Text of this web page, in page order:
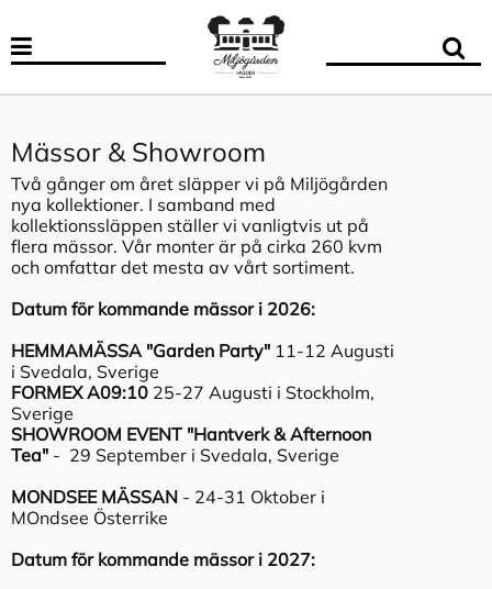
Mässor & Showroom
Två gånger om året släpper vi på Miljögården
nya kollektioner. I samband med
kollektionssläppen ställer vi vanligtvis ut på
flera mässor. Vår monter är på cirka 260 kvm
och omfattar det mesta av vårt sortiment.
Datum för kommande mässor i 2026:
HEMMAMÄSSA "Garden Party" 11-12 Augusti
i Svedala, Sverige
FORMEX A09:10 25-27 Augusti i Stockholm,
Sverige
SHOWROOM EVENT "Hantverk & Afternoon
Tea" - 29 September i Svedala, Sverige
MONDSEE MÄSSAN - 24-31 Oktober i
MOndsee Österrike
Datum för kommande mässor i 2027: